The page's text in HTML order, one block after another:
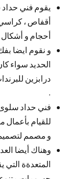
يقوم فني
أقفاص ، كراسي
أحجام و أشكال
و نقوم ايضا
الحديد سواء
درابزين
.
فني حداد سلوى
للقيام بأعمال
و مصمم لتصميم
وهناك أيضا
المتعدةة التي